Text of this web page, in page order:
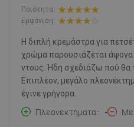
Ποιότητα:
Εμφάνιση:
Η διπλή κρεμάστρα για
χρώμα παρουσιάζεται άψογα
ντους. Ήδη σχεδιάζω πού θα
Επιπλέον, μεγάλο
έγινε γρήγορα.
Πλεονεκτήματα:
-